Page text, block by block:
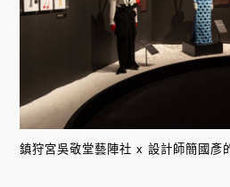
鎮狩宮吳敬堂藝陣社 x 設計師簡國彥